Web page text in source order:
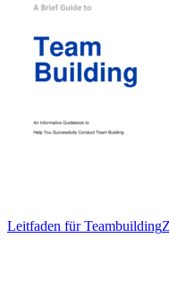
Leitfaden für Teambuilding